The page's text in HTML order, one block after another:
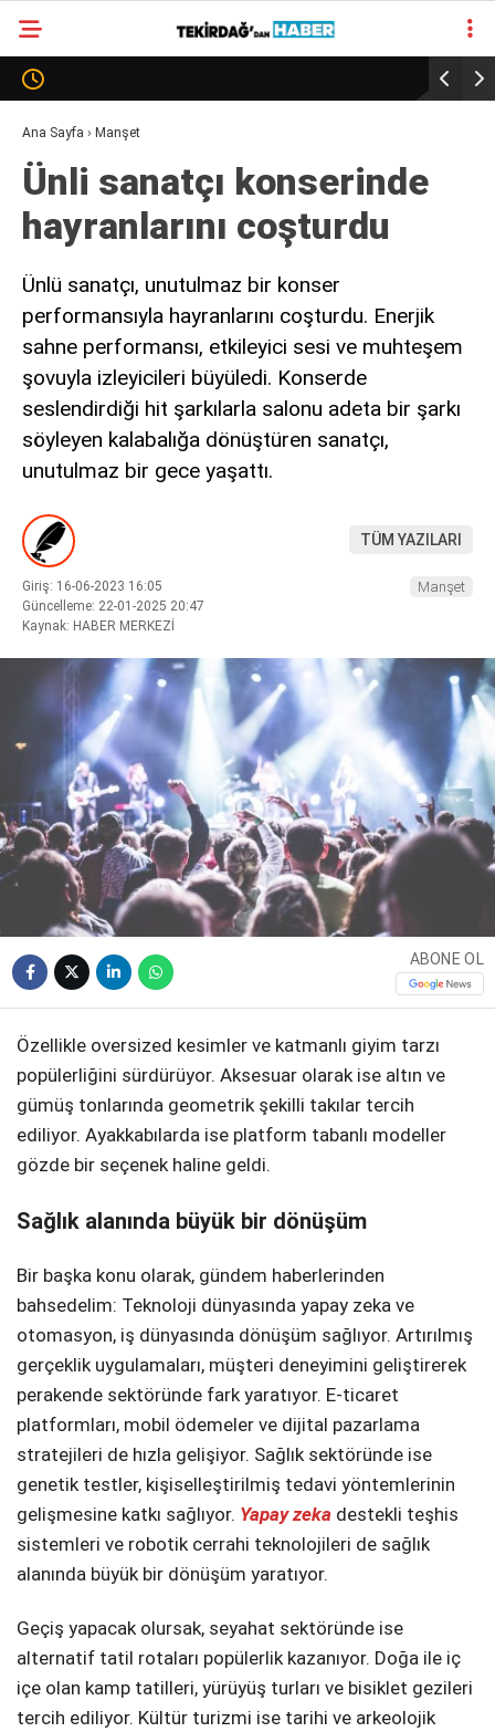
Facebook
Instagram
31.4
TEKIRDAĞ
SÜR MANŞET
ALT MANŞET
Ana Sayfa › Manşet
Ünli sanatçı konserinde
hayranlarını coşturdu
Ünlü sanatçı, unutulmaz bir konser
performansıyla hayranlarını coşturdu. Enerjik
sahne performansı, etkileyici sesi ve muhteşem
şovuyla izleyicileri büyüledi. Konserde
seslendirdiği hit şarkılarla salonu adeta bir şarkı
söyleyen kalabalığa dönüştüren sanatçı,
unutulmaz bir gece yaşattı.
TÜM YAZILARI
Giriş: 16-06-2023 16:05
Güncelleme: 22-01-2025 20:47
Kaynak: HABER MERKEZİ
Manşet
ABONE OL
Özellikle oversized kesimler ve katmanlı giyim tarzı
popülerliğini sürdürüyor. Aksesuar olarak ise altın ve
gümüş tonlarında geometrik şekilli takılar tercih
ediliyor. Ayakkabılarda ise platform tabanlı modeller
gözde bir seçenek haline geldi.
Sağlık alanında büyük bir dönüşüm
Bir başka konu olarak, gündem haberlerinden
bahsedelim: Teknoloji dünyasında yapay zeka ve
otomasyon, iş dünyasında dönüşüm sağlıyor. Artırılmış
gerçeklik uygulamaları, müşteri deneyimini geliştirerek
perakende sektöründe fark yaratıyor. E-ticaret
platformları, mobil ödemeler ve dijital pazarlama
stratejileri de hızla gelişiyor. Sağlık sektöründe ise
genetik testler, kişiselleştirilmiş tedavi yöntemlerinin
gelişmesine katkı sağlıyor. Yapay zeka destekli teşhis
sistemleri ve robotik cerrahi teknolojileri de sağlık
alanında büyük bir dönüşüm yaratıyor.
Geçiş yapacak olursak, seyahat sektöründe ise
alternatif tatil rotaları popülerlik kazanıyor. Doğa ile iç
içe olan kamp tatilleri, yürüyüş turları ve bisiklet gezileri
tercih ediliyor. Kültür turizmi ise tarihi ve arkeolojik